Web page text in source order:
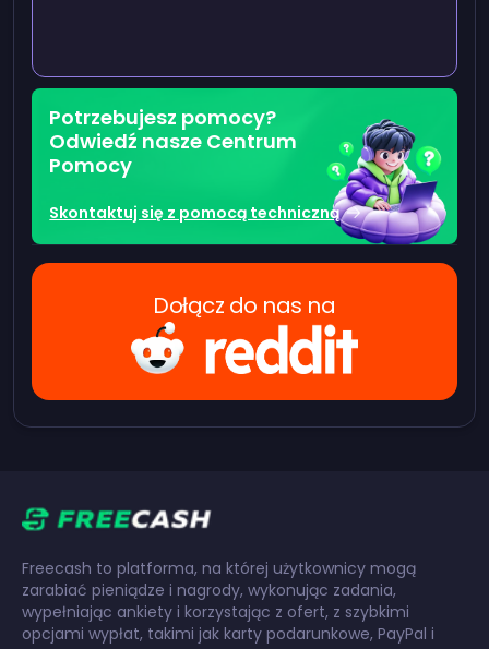
Potrzebujesz pomocy?
Odwiedź nasze Centrum
Pomocy
Skontaktuj się z pomocą techniczną
Dołącz do nas na
Freecash to platforma, na której użytkownicy mogą
zarabiać pieniądze i nagrody, wykonując zadania,
wypełniając ankiety i korzystając z ofert, z szybkimi
opcjami wypłat, takimi jak karty podarunkowe, PayPal i